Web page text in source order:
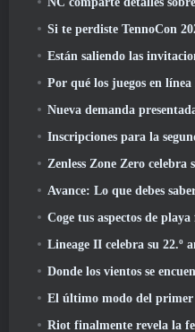
Si te perdiste TennoCon 2026,
Están saliendo las invitaciones para
Por qué los juegos en línea hacen
Nueva demanda presentada contra Roblox
Inscripciones para la segunda prueba
Zenless Zone Zero celebra su segundo aniversario
Avance: Lo que debes saber sobre el juego de
Coge tus aspectos de playa favoritos,
Lineage II celebra su 22.º aniversario
Donde los vientos se encuentran se
El último modo del primer descendiente reúne las
Riot finalmente revela la fecha de